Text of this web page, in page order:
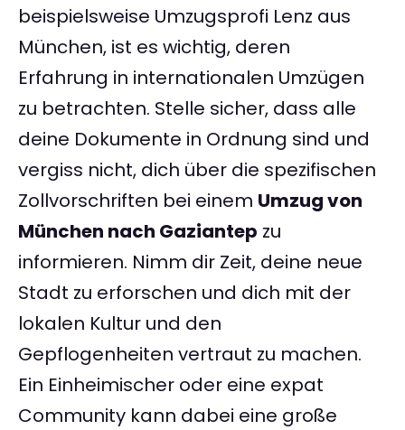
beispielsweise Umzugsprofi Lenz aus
München, ist es wichtig, deren
Erfahrung in internationalen Umzügen
zu betrachten. Stelle sicher, dass alle
deine Dokumente in Ordnung sind und
vergiss nicht, dich über die spezifischen
Zollvorschriften bei einem Umzug von
München nach Gaziantep zu
informieren. Nimm dir Zeit, deine neue
Stadt zu erforschen und dich mit der
lokalen Kultur und den
Gepflogenheiten vertraut zu machen.
Ein Einheimischer oder eine expat
Community kann dabei eine große